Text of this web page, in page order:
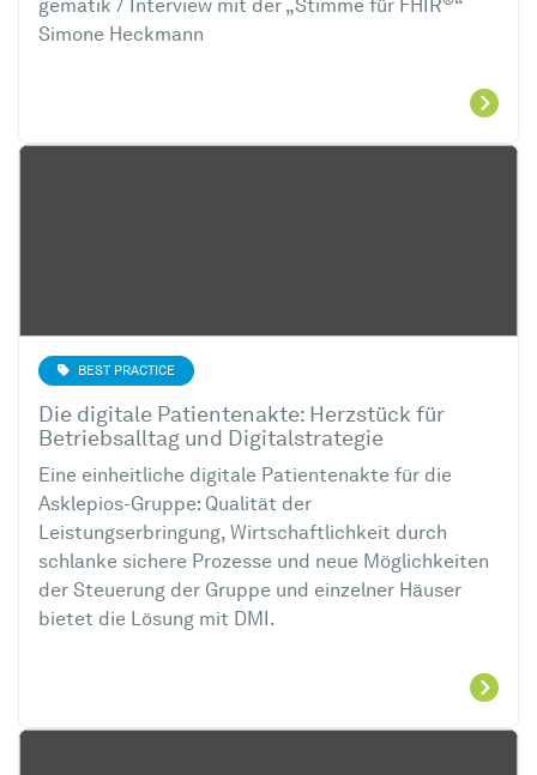
gematik / Interview mit der „Stimme für FHIR
“
Simone Heckmann
BEST PRACTICE
Die digitale Patientenakte: Herzstück für
Betriebsalltag und Digitalstrategie
Eine einheitliche digitale Patientenakte für die
Asklepios-Gruppe: Qualität der
Leistungserbringung, Wirtschaftlichkeit durch
schlanke sichere Prozesse und neue Möglichkeiten
der Steuerung der Gruppe und einzelner Häuser
bietet die Lösung mit DMI.